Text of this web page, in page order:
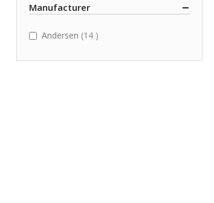
Manufacturer
Andersen 14 items